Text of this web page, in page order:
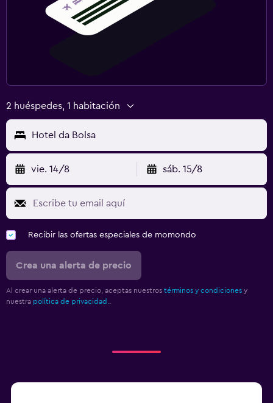
2 huéspedes, 1 habitación
Hotel da Bolsa
vie. 14/8 sáb. 15/8
Recibir las ofertas especiales de momondo
Crea una alerta de precio
Al crear una alerta de precio, aceptas nuestros términos y condiciones y
nuestra política de privacidad.